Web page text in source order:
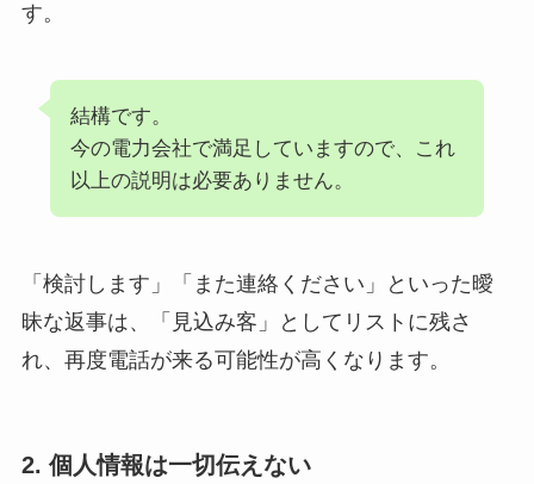
す。
結構です。
今の電力会社で満足していますので、これ
以上の説明は必要ありません。
「検討します」「また連絡ください」といった曖
昧な返事は、「見込み客」としてリストに残さ
れ、再度電話が来る可能性が高くなります。
2. 個人情報は一切伝えない